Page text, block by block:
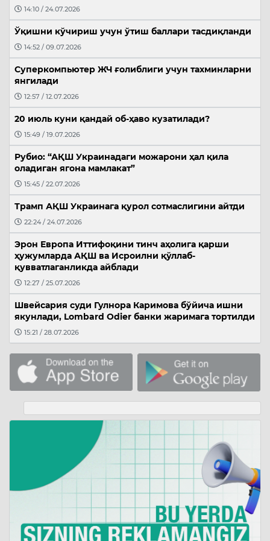
14:10 / 24.07.2026
Ўқишни кўчириш учун ўтиш баллари тасдиқланди
14:52 / 09.07.2026
Суперкомпьютер ЖЧ ғолиблиги учун тахминларни
янгилади
12:57 / 12.07.2026
20 июль куни қандай об-ҳаво кузатилади?
15:49 / 19.07.2026
Рубио: “АҚШ Украинадаги можарони ҳал қила
оладиган ягона мамлакат”
15:45 / 22.07.2026
Трамп АҚШ Украинага қурол сотмаслигини айтди
22:24 / 24.07.2026
Эрон Европа Иттифоқини тинч аҳолига қарши
ҳужумларда АҚШ ва Исроилни қўллаб-
қувватлаганликда айблади
12:27 / 25.07.2026
Швейсария суди Гулнора Каримова бўйича ишни
якунлади, Lombard Odier банки жаримага тортилди
15:21 / 28.07.2026